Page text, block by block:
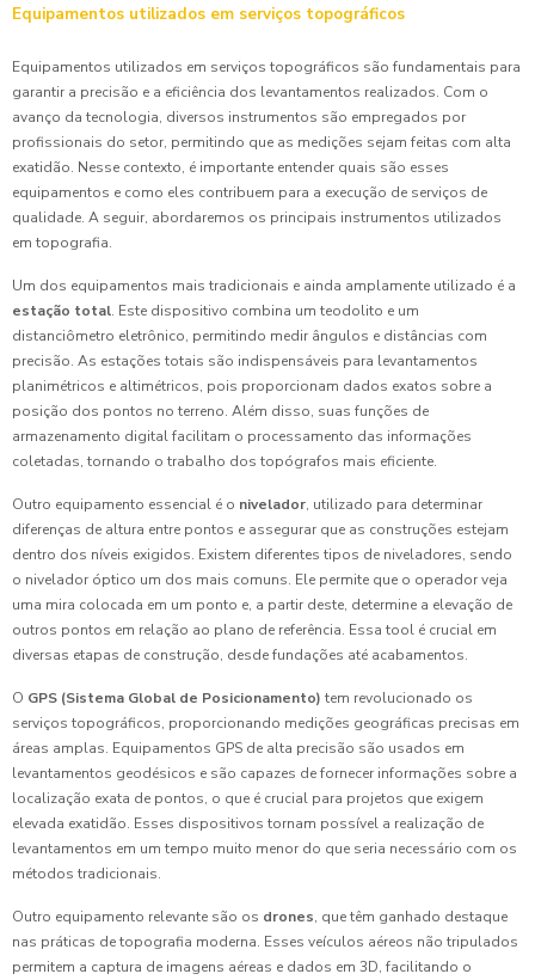
Equipamentos utilizados em serviços topográficos
Equipamentos utilizados em serviços topográficos são fundamentais para
garantir a precisão e a eficiência dos levantamentos realizados. Com o
avanço da tecnologia, diversos instrumentos são empregados por
profissionais do setor, permitindo que as medições sejam feitas com alta
exatidão. Nesse contexto, é importante entender quais são esses
equipamentos e como eles contribuem para a execução de serviços de
qualidade. A seguir, abordaremos os principais instrumentos utilizados
em topografia.
Um dos equipamentos mais tradicionais e ainda amplamente utilizado é a
estação total. Este dispositivo combina um teodolito e um
distanciômetro eletrônico, permitindo medir ângulos e distâncias com
precisão. As estações totais são indispensáveis para levantamentos
planimétricos e altimétricos, pois proporcionam dados exatos sobre a
posição dos pontos no terreno. Além disso, suas funções de
armazenamento digital facilitam o processamento das informações
coletadas, tornando o trabalho dos topógrafos mais eficiente.
Outro equipamento essencial é o nivelador, utilizado para determinar
diferenças de altura entre pontos e assegurar que as construções estejam
dentro dos níveis exigidos. Existem diferentes tipos de niveladores, sendo
o nivelador óptico um dos mais comuns. Ele permite que o operador veja
uma mira colocada em um ponto e, a partir deste, determine a elevação de
outros pontos em relação ao plano de referência. Essa tool é crucial em
diversas etapas de construção, desde fundações até acabamentos.
O GPS (Sistema Global de Posicionamento) tem revolucionado os
serviços topográficos, proporcionando medições geográficas precisas em
áreas amplas. Equipamentos GPS de alta precisão são usados em
levantamentos geodésicos e são capazes de fornecer informações sobre a
localização exata de pontos, o que é crucial para projetos que exigem
elevada exatidão. Esses dispositivos tornam possível a realização de
levantamentos em um tempo muito menor do que seria necessário com os
métodos tradicionais.
Outro equipamento relevante são os drones, que têm ganhado destaque
nas práticas de topografia moderna. Esses veículos aéreos não tripulados
permitem a captura de imagens aéreas e dados em 3D, facilitando o